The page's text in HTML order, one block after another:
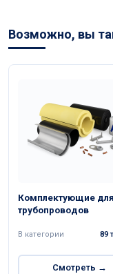
Возможно, вы
Комплектующие
трубопроводов
В категории 89
Смотреть →